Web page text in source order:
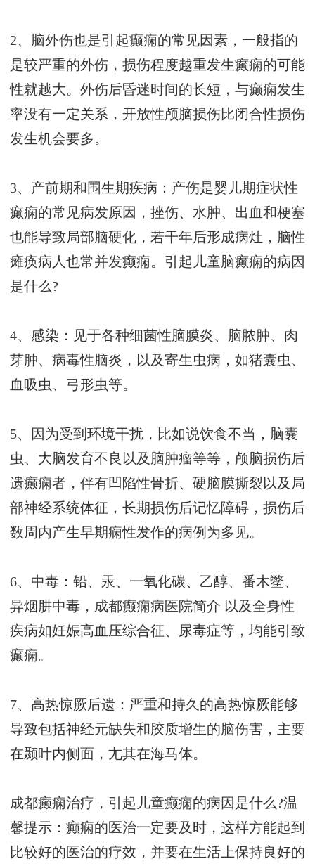
2、脑外伤也是引起癫痫的常见因素，一般指的
是较严重的外伤，损伤程度越重发生癫痫的可能
性就越大。外伤后昏迷时间的长短，与癫痫发生
率没有一定关系，开放性颅脑损伤比闭合性损伤
发生机会要多。
3、产前期和围生期疾病：产伤是婴儿期症状性
癫痫的常见病发原因，挫伤、水肿、出血和梗塞
也能导致局部脑硬化，若干年后形成病灶，脑性
瘫痪病人也常并发癫痫。引起儿童脑癫痫的病因
是什么?
4、感染：见于各种细菌性脑膜炎、脑脓肿、肉
芽肿、病毒性脑炎，以及寄生虫病，如猪囊虫、
血吸虫、弓形虫等。
5、因为受到环境干扰，比如说饮食不当，脑囊
虫、大脑发育不良以及脑肿瘤等等，颅脑损伤后
遗癫痫者，伴有凹陷性骨折、硬脑膜撕裂以及局
部神经系统体征，长期损伤后记忆障碍，损伤后
数周内产生早期痫性发作的病例为多见。
6、中毒：铅、汞、一氧化碳、乙醇、番木鳖、
异烟肼中毒， 成都癫痫病医院简介 以及全身性
疾病如妊娠高血压综合征、尿毒症等，均能引致
癫痫。
7、高热惊厥后遗：严重和持久的高热惊厥能够
导致包括神经元缺失和胶质增生的脑伤害，主要
在颞叶内侧面，尢其在海马体。
成都癫痫治疗，引起儿童癫痫的病因是什么?温
馨提示：癫痫的医治一定要及时，这样方能起到
比较好的医治的疗效，并要在生活上保持良好的